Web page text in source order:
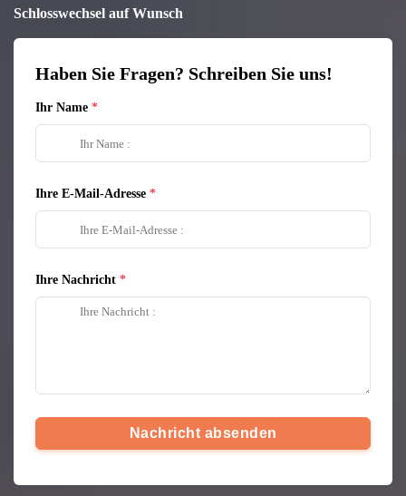
Schlosswechsel auf Wunsch
Haben Sie Fragen? Schreiben Sie uns!
Ihr Name
Ihre E-Mail-Adresse
Ihre Nachricht
Nachricht absenden